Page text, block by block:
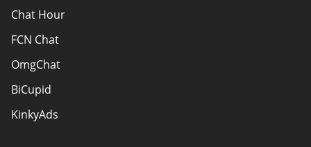
Chat Hour
FCN Chat
OmgChat
BiCupid
KinkyAds